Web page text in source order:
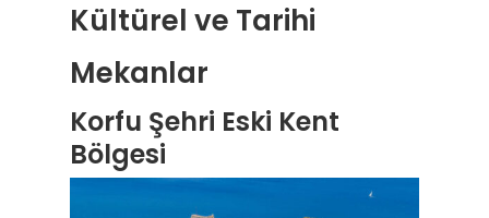
Kültürel ve Tarihi
Mekanlar
Korfu Şehri Eski Kent
Bölgesi